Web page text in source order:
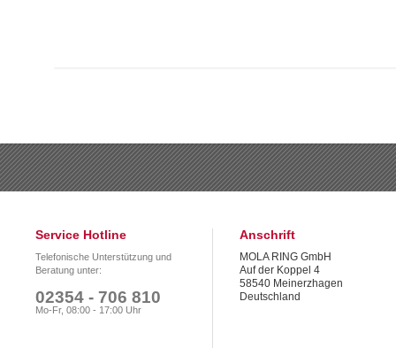
Service Hotline
Telefonische Unterstützung und
Beratung unter:
02354 - 706 810
Mo-Fr, 08:00 - 17:00 Uhr
Anschrift
MOLA RING GmbH
Auf der Koppel 4
58540 Meinerzhagen
Deutschland